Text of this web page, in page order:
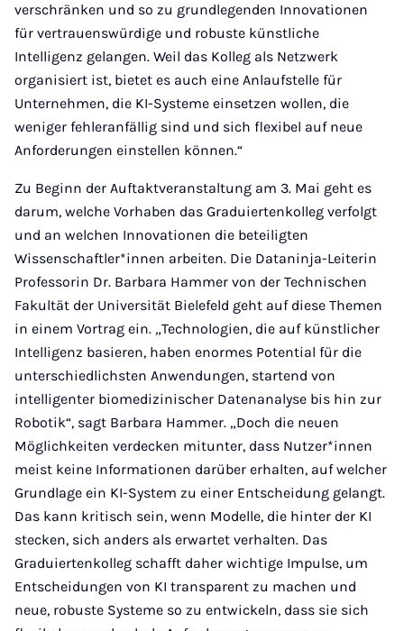
verschränken und so zu grundlegenden Innovationen
für vertrauenswürdige und robuste künstliche
Intelligenz gelangen. Weil das Kolleg als Netzwerk
organisiert ist, bietet es auch eine Anlaufstelle für
Unternehmen, die KI-Systeme einsetzen wollen, die
weniger fehleranfällig sind und sich flexibel auf neue
Anforderungen einstellen können.“
Zu Beginn der Auftaktveranstaltung am 3. Mai geht es
darum, welche Vorhaben das Graduiertenkolleg verfolgt
und an welchen Innovationen die beteiligten
Wissenschaftler*innen arbeiten. Die Dataninja-Leiterin
Professorin Dr. Barbara Hammer von der Technischen
Fakultät der Universität Bielefeld geht auf diese Themen
in einem Vortrag ein. „Technologien, die auf künstlicher
Intelligenz basieren, haben enormes Potential für die
unterschiedlichsten Anwendungen, startend von
intelligenter biomedizinischer Datenanalyse bis hin zur
Robotik“, sagt Barbara Hammer. „Doch die neuen
Möglichkeiten verdecken mitunter, dass Nutzer*innen
meist keine Informationen darüber erhalten, auf welcher
Grundlage ein KI-System zu einer Entscheidung gelangt.
Das kann kritisch sein, wenn Modelle, die hinter der KI
stecken, sich anders als erwartet verhalten. Das
Graduiertenkolleg schafft daher wichtige Impulse, um
Entscheidungen von KI transparent zu machen und
neue, robuste Systeme so zu entwickeln, dass sie sich